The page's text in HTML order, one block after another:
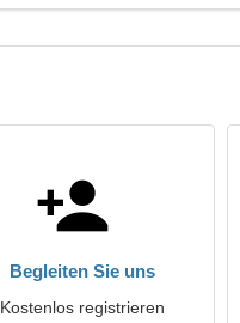
Begleiten Sie uns
Kostenlos registrieren